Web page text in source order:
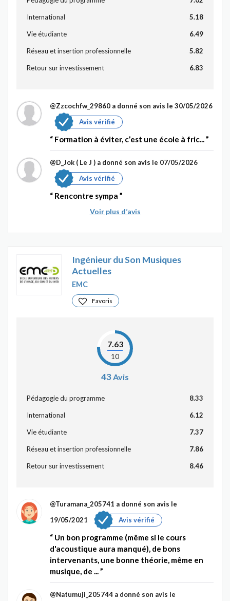
International 5.18
Vie étudiante 6.49
Réseau et insertion professionnelle 5.82
Retour sur investissement 6.83
@Zzcochfw_29860 a donné son avis le 30/05/2026
Avis vérifié
Formation à éviter, c’est une école à fric...
@D_Jok ( Le J ) a donné son avis le 07/05/2026
Avis vérifié
Rencontre sympa
Voir plus d’avis
Ingénieur du Son Musiques
Actuelles
EMC
Favoris
7.63
10
43Avis
Pédagogie du programme 8.33
International 6.12
Vie étudiante 7.37
Réseau et insertion professionnelle 7.86
Retour sur investissement 8.46
@Turamana_205741 a donné son avis le
19/05/2021
Avis vérifié
Un bon programme (même si le cours
d'acoustique aura manqué), de bons
intervenants, une bonne théorie, même en
musique, de ...
@Natumuji_205744 a donné son avis le